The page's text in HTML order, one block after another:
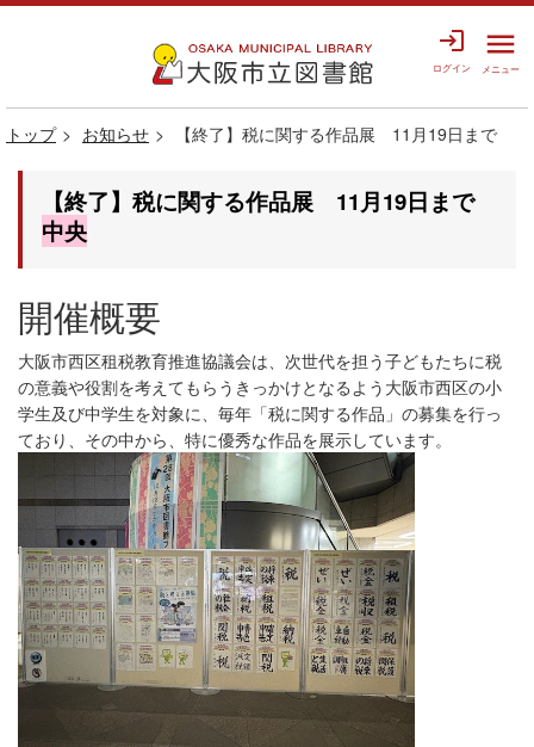
login
ログイン
menu
メニュー
トップ お知らせ 【終了】税に関する作品展 11月19日まで
【終了】税に関する作品展 11月19日まで
中央
開催概要
大阪市西区租税教育推進協議会は、次世代を担う子どもたちに税
の意義や役割を考えてもらうきっかけとなるよう大阪市西区の小
学生及び中学生を対象に、毎年「税に関する作品」の募集を行っ
ており、その中から、特に優秀な作品を展示しています。